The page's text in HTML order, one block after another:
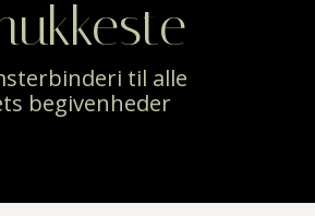
til alle
begivenheder